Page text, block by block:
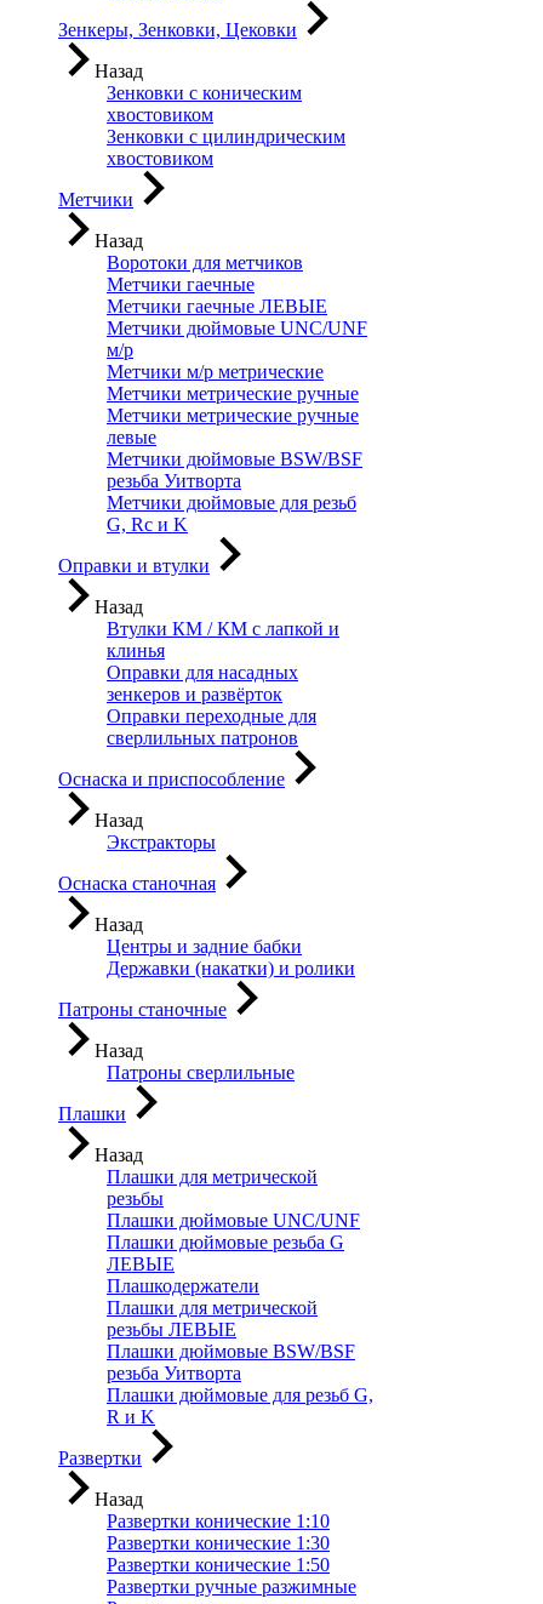
Зенкеры, Зенковки, Цековки
Назад
Зенковки с коническим
хвостовиком
Зенковки с цилиндрическим
хвостовиком
Метчики
Назад
Воротоки для метчиков
Метчики гаечные
Метчики гаечные ЛЕВЫЕ
Метчики дюймовые UNC/UNF
м/р
Метчики м/р метрические
Метчики метрические ручные
Метчики метрические ручные
левые
Метчики дюймовые BSW/BSF
резьба Уитворта
Метчики дюймовые для резьб
G, Rc и K
Оправки и втулки
Назад
Втулки КМ / КМ с лапкой и
клинья
Оправки для насадных
зенкеров и развёрток
Оправки переходные для
сверлильных патронов
Оснаска и приспособление
Назад
Экстракторы
Оснаска станочная
Назад
Центры и задние бабки
Державки (накатки) и ролики
Патроны станочные
Назад
Патроны сверлильные
Плашки
Назад
Плашки для метрической
резьбы
Плашки дюймовые UNC/UNF
Плашки дюймовые резьба G
ЛЕВЫЕ
Плашкодержатели
Плашки для метрической
резьбы ЛЕВЫЕ
Плашки дюймовые BSW/BSF
резьба Уитворта
Плашки дюймовые для резьб G,
R и K
Развертки
Назад
Развертки конические 1:10
Развертки конические 1:30
Развертки конические 1:50
Развертки ручные разжимные